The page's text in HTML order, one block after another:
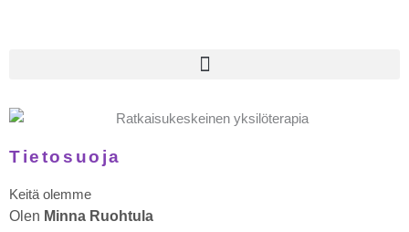
Tietosuoja
Keitä olemme
Olen Minna Ruohtula